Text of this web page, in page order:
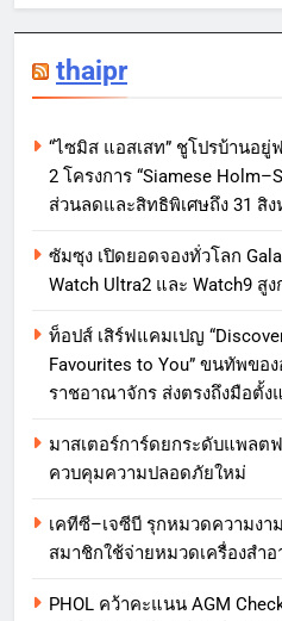
thaipr
“ไซมิส แอสเสท” ชูโปรบ้านอยู่
2 โครงการ “Siamese
ส่วนลดและสิทธิพิเศษถึง 31 สิง
ซัมซุง เปิดยอดจองทั่วโลก
Watch Ultra2 และ Watch9 สู
ท็อปส์ เสิร์ฟแคมเปญ
Favourites to You” ขนทัพขอ
ราชอาณาจักร ส่งตรงถึงมือตั้
มาสเตอร์การ์ดยกระดับแพลต
ควบคุมความปลอดภัยใหม่
เคทีซี–เจซีบี รุกหมวดความงา
สมาชิกใช้จ่ายหมวดเครื่องสำอ
PHOL คว้าคะแนน AGM